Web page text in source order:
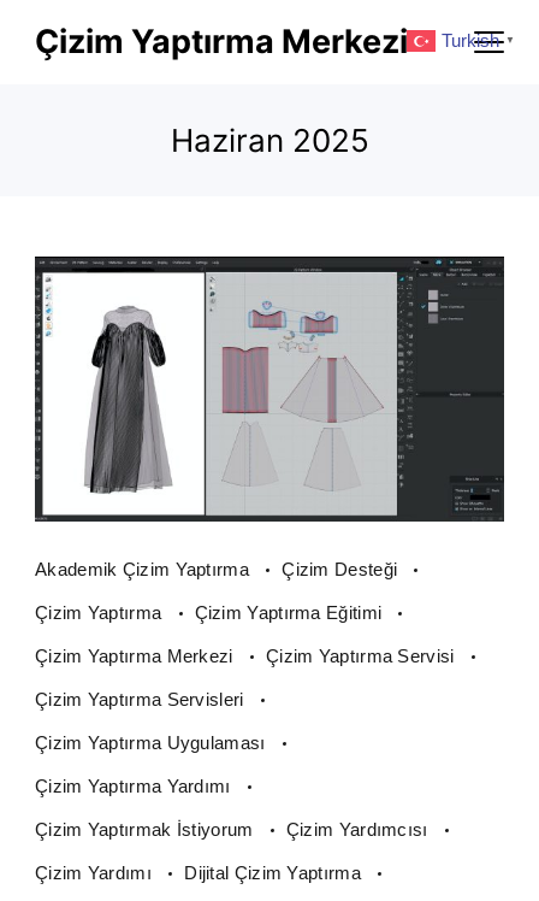
Çizim Yaptırma Merkezi
Haziran 2025
Akademik Çizim Yaptırma Çizim Desteği
Çizim Yaptırma Çizim Yaptırma Eğitimi
Çizim Yaptırma Merkezi Çizim Yaptırma Servisi
Çizim Yaptırma Servisleri
Çizim Yaptırma Uygulaması
Çizim Yaptırma Yardımı
Çizim Yaptırmak İstiyorum Çizim Yardımcısı
Çizim Yardımı Dijital Çizim Yaptırma
Turkish ▼